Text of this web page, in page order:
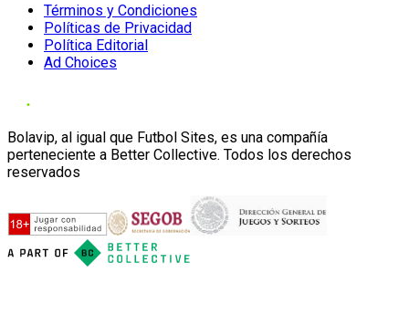
Términos y Condiciones
Políticas de Privacidad
Política Editorial
Ad Choices
Bolavip, al igual que Futbol Sites, es una compañía
perteneciente a Better Collective. Todos los derechos
reservados